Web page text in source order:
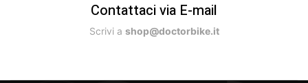
Contattaci via E-mail
Scrivi a shop@doctorbike.it